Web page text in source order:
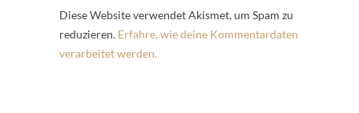
Diese Website verwendet Akismet, um Spam zu
reduzieren. Erfahre, wie deine Kommentardaten
verarbeitet werden.